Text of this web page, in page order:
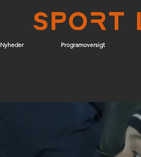
Nyheder Programoversigt